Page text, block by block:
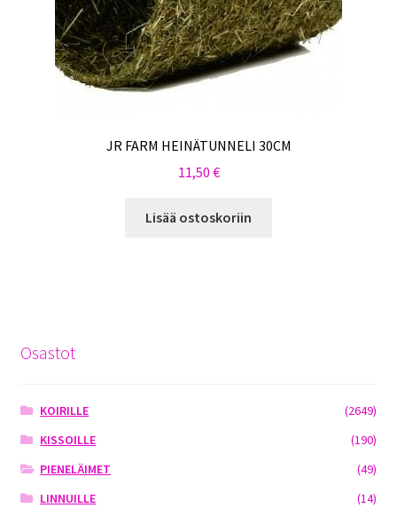
JR FARM HEINÄTUNNELI 30CM
11,50 €
Lisää ostoskoriin
Osastot
KOIRILLE
(2649)
KISSOILLE
(190)
PIENELÄIMET
(49)
LINNUILLE
(14)